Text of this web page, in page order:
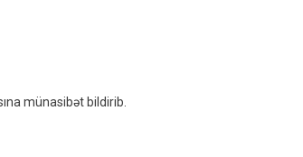
münasibət bildirib.